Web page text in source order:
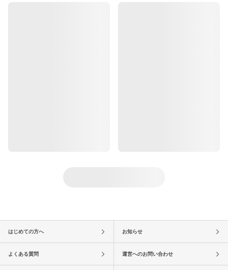
はじめての方へ お知らせ
よくある質問 運営へのお問い合わせ